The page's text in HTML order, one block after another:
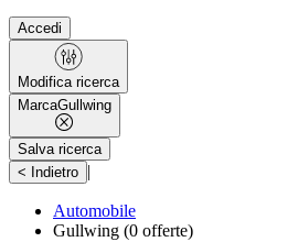
Accedi
Modifica ricerca
MarcaGullwing
Salva ricerca
< Indietro |
Automobile
Gullwing (0 offerte)